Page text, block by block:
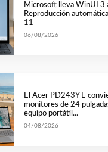
Microsoft lleva WinUI 3
Reproducción
11
06/08/2026
El Acer PD243Y E
monitores de 24
equipo portátil...
04/08/2026